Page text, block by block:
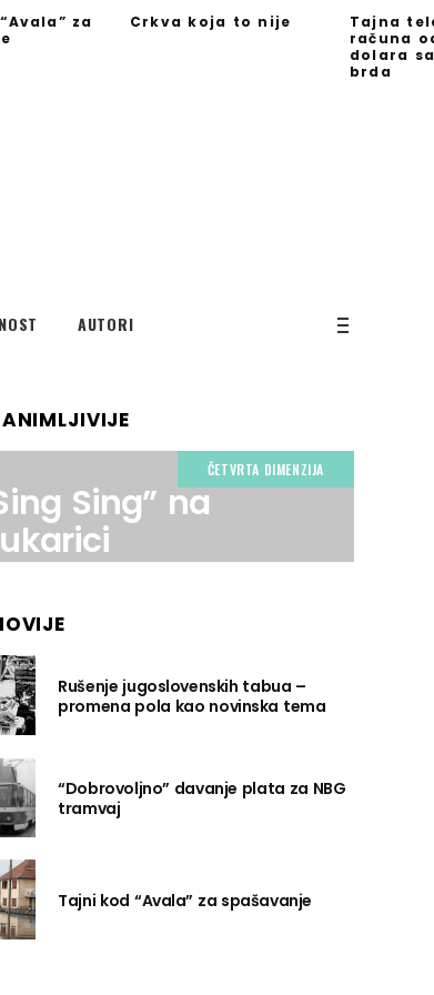
za
Crkva koja to nije
Tajna
računa
dolara
brda
AUTORI
ČETVRTA DIMENZIJA
Sing” na
Rušenje jugoslovenskih tabua –
promena pola kao novinska tema
“Dobrovoljno” davanje plata za NBG
tramvaj
Tajni kod “Avala” za spašavanje